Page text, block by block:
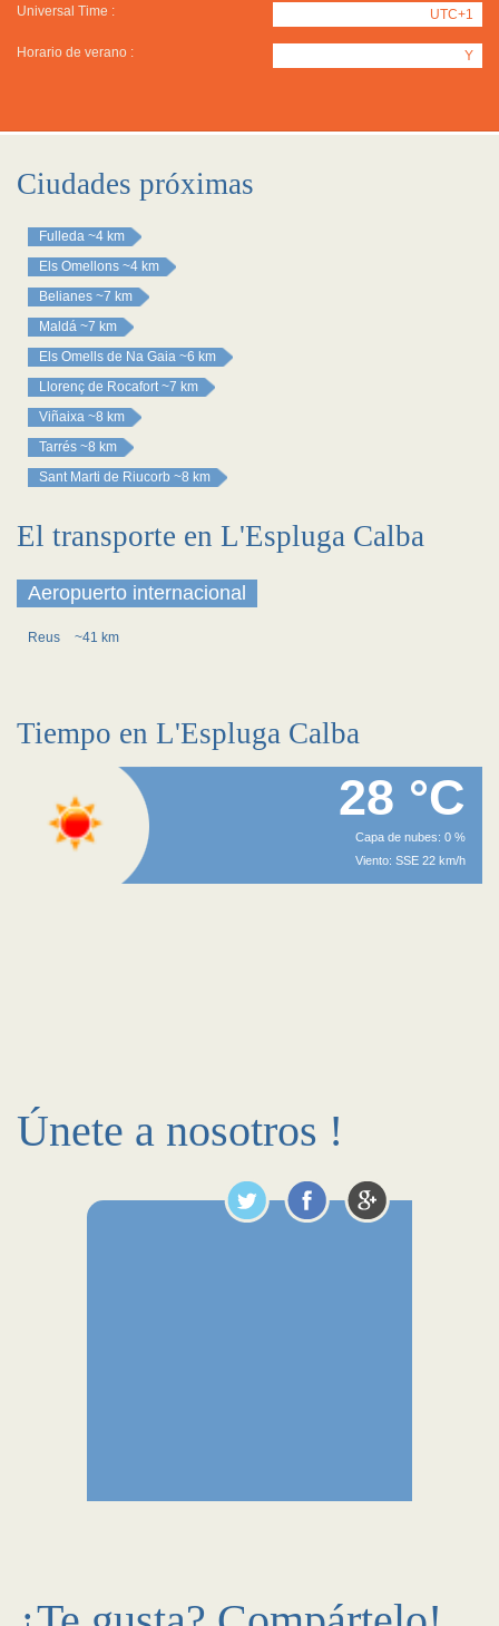
Universal Time : UTC+1
Horario de verano : Y
Ciudades próximas
Fulleda ~4 km
Els Omellons ~4 km
Belianes ~7 km
Maldá ~7 km
Els Omells de Na Gaia ~6 km
Llorenç de Rocafort ~7 km
Viñaixa ~8 km
Tarrés ~8 km
Sant Marti de Riucorb ~8 km
El transporte en L'Espluga Calba
Aeropuerto internacional
Reus ~41 km
Tiempo en L'Espluga Calba
28 °C
Capa de nubes: 0 %
Viento: SSE 22 km/h
Únete a nosotros !